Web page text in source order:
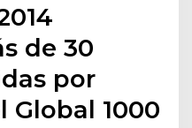
de 30
por
Global 1000